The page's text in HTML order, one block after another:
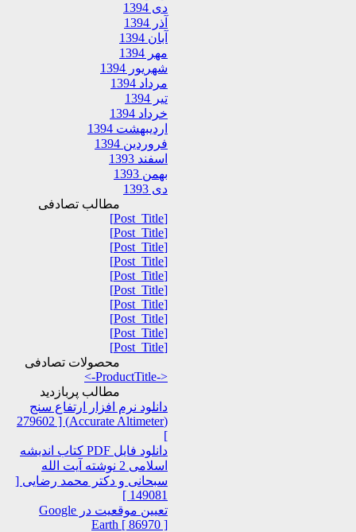
دی 1394
آذر 1394
آبان 1394
مهر 1394
شهریور 1394
مرداد 1394
تیر 1394
خرداد 1394
اردیبهشت 1394
فروردین 1394
اسفند 1393
بهمن 1393
دی 1393
مطالب تصادفی
[Post_Title]
[Post_Title]
[Post_Title]
[Post_Title]
[Post_Title]
[Post_Title]
[Post_Title]
[Post_Title]
[Post_Title]
[Post_Title]
محصولات تصادفی
<-ProductTitle->
مطالب پربازدید
دانلود نرم افزار ارتفاع سنج
(Accurate Altimeter) [ 279602
]
دانلود فایل PDF کتاب اندیشه
اسلامی 2 نوشته آیت الله
سبحانی و دکتر محمد رضایی [
149081 ]
تعیین موقعیت در Google
Earth [ 86970 ]